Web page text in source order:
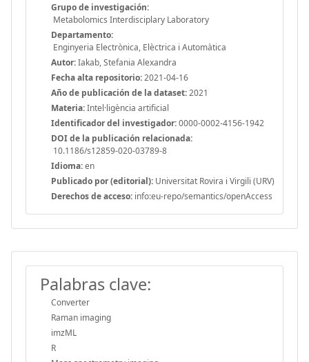
Grupo de investigación:
Metabolomics Interdisciplary Laboratory
Departamento:
Enginyeria Electrònica, Elèctrica i Automàtica
Autor:Iakab, Stefania Alexandra
Fecha alta repositorio:2021-04-16
Año de publicación de la dataset:2021
Materia:Intel·ligència artificial
Identificador del investigador:0000-0002-4156-1942
DOI de la publicación relacionada:
10.1186/s12859-020-03789-8
Idioma:en
Publicado por (editorial): Universitat Rovira i Virgili (URV)
Derechos de acceso: info:eu-repo/semantics/openAccess
Palabras clave:
Converter
Raman imaging
imzML
R